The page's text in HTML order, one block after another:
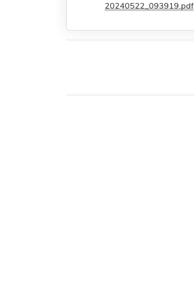
20240522_093919.pdf